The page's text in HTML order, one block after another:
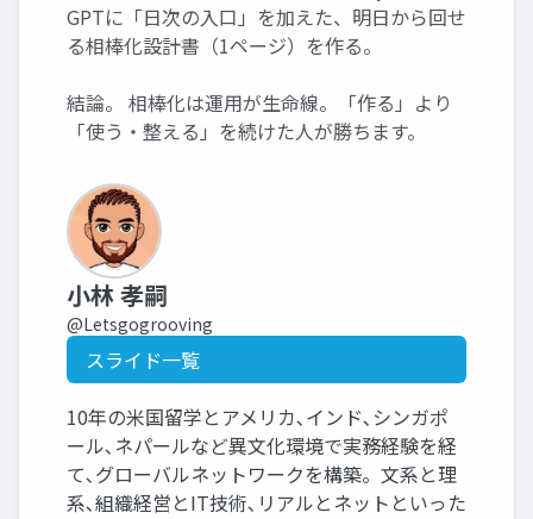
GPTに「日次の入口」を加えた、明日から回せ
る相棒化設計書（1ページ）を作る。
結論。 相棒化は運用が生命線。「作る」より
「使う・整える」を続けた人が勝ちます。
小林 孝嗣
@Letsgogrooving
スライド一覧
10年の米国留学とアメリカ､インド､シンガポ
ール､ネパールなど異文化環境で実務経験を経
て､グローバルネットワークを構築。文系と理
系､組織経営とIT技術､リアルとネットといった